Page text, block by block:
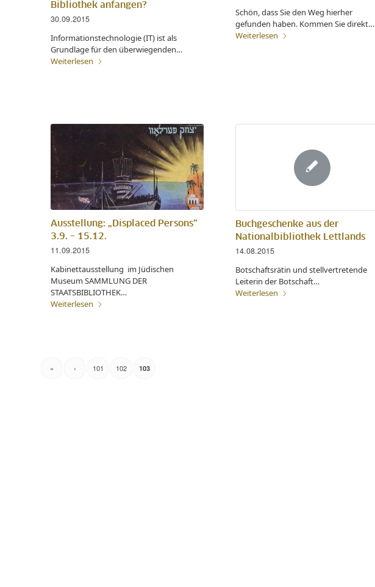
Bibliothek anfangen?
30.09.2015
Informationstechnologie (IT) ist als
Grundlage für den überwiegenden…
Weiterlesen
Schön, dass Sie den Weg hierher
gefunden haben. Kommen Sie direkt…
Weiterlesen
Ausstellung: „Displaced Persons“
3.9. – 15.12.
11.09.2015
Kabinettausstellung im Jüdischen
Museum SAMMLUNG DER
STAATSBIBLIOTHEK…
Weiterlesen
Buchgeschenke aus der
Nationalbibliothek Lettlands
14.08.2015
Botschaftsrätin und stellvertretende
Leiterin der Botschaft…
Weiterlesen
« ‹ 101 102 103